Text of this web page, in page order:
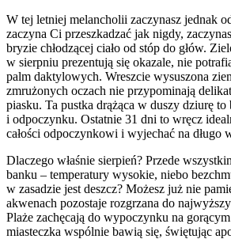
W tej letniej melancholii zaczynasz jednak
zaczyna Ci przeszkadzać jak nigdy,
bryzie chłodzącej ciało od stóp do głów.
w sierpniu prezentują się okazale, nie
palm daktylowych. Wreszcie wysuszona
zmrużonych oczach nie przypominają
piasku. Ta pustka drążąca w duszy dziurę
i odpoczynku. Ostatnie 31 dni to wręcz
całości odpoczynkowi i wyjechać na długo
Dlaczego właśnie sierpień? Przede
banku – temperatury wysokie, niebo
w zasadzie jest deszcz? Możesz już nie
akwenach pozostaje rozgrzana do
Plaże zachęcają do wypoczynku na
miasteczka wspólnie bawią się, świętując